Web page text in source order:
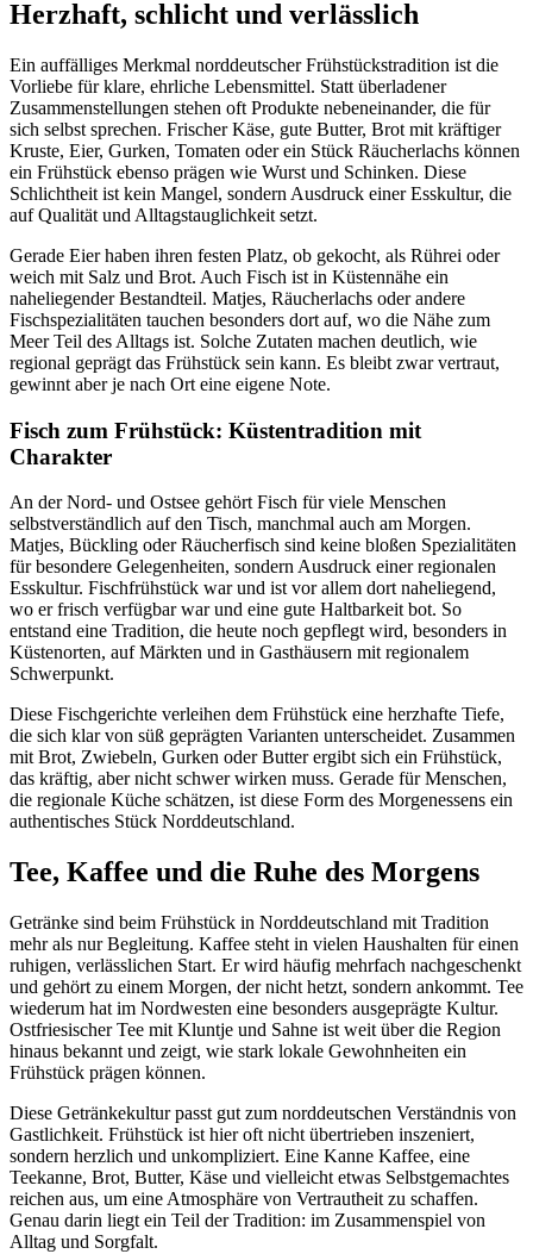
Herzhaft, schlicht und verlässlich
Ein auffälliges Merkmal norddeutscher Frühstückstradition ist die
Vorliebe für klare, ehrliche Lebensmittel. Statt überladener
Zusammenstellungen stehen oft Produkte nebeneinander, die für
sich selbst sprechen. Frischer Käse, gute Butter, Brot mit kräftiger
Kruste, Eier, Gurken, Tomaten oder ein Stück Räucherlachs können
ein Frühstück ebenso prägen wie Wurst und Schinken. Diese
Schlichtheit ist kein Mangel, sondern Ausdruck einer Esskultur, die
auf Qualität und Alltagstauglichkeit setzt.
Gerade Eier haben ihren festen Platz, ob gekocht, als Rührei oder
weich mit Salz und Brot. Auch Fisch ist in Küstennähe ein
naheliegender Bestandteil. Matjes, Räucherlachs oder andere
Fischspezialitäten tauchen besonders dort auf, wo die Nähe zum
Meer Teil des Alltags ist. Solche Zutaten machen deutlich, wie
regional geprägt das Frühstück sein kann. Es bleibt zwar vertraut,
gewinnt aber je nach Ort eine eigene Note.
Fisch zum Frühstück: Küstentradition mit
Charakter
An der Nord- und Ostsee gehört Fisch für viele Menschen
selbstverständlich auf den Tisch, manchmal auch am Morgen.
Matjes, Bückling oder Räucherfisch sind keine bloßen Spezialitäten
für besondere Gelegenheiten, sondern Ausdruck einer regionalen
Esskultur. Fischfrühstück war und ist vor allem dort naheliegend,
wo er frisch verfügbar war und eine gute Haltbarkeit bot. So
entstand eine Tradition, die heute noch gepflegt wird, besonders in
Küstenorten, auf Märkten und in Gasthäusern mit regionalem
Schwerpunkt.
Diese Fischgerichte verleihen dem Frühstück eine herzhafte Tiefe,
die sich klar von süß geprägten Varianten unterscheidet. Zusammen
mit Brot, Zwiebeln, Gurken oder Butter ergibt sich ein Frühstück,
das kräftig, aber nicht schwer wirken muss. Gerade für Menschen,
die regionale Küche schätzen, ist diese Form des Morgenessens ein
authentisches Stück Norddeutschland.
Tee, Kaffee und die Ruhe des Morgens
Getränke sind beim Frühstück in Norddeutschland mit Tradition
mehr als nur Begleitung. Kaffee steht in vielen Haushalten für einen
ruhigen, verlässlichen Start. Er wird häufig mehrfach nachgeschenkt
und gehört zu einem Morgen, der nicht hetzt, sondern ankommt. Tee
wiederum hat im Nordwesten eine besonders ausgeprägte Kultur.
Ostfriesischer Tee mit Kluntje und Sahne ist weit über die Region
hinaus bekannt und zeigt, wie stark lokale Gewohnheiten ein
Frühstück prägen können.
Diese Getränkekultur passt gut zum norddeutschen Verständnis von
Gastlichkeit. Frühstück ist hier oft nicht übertrieben inszeniert,
sondern herzlich und unkompliziert. Eine Kanne Kaffee, eine
Teekanne, Brot, Butter, Käse und vielleicht etwas Selbstgemachtes
reichen aus, um eine Atmosphäre von Vertrautheit zu schaffen.
Genau darin liegt ein Teil der Tradition: im Zusammenspiel von
Alltag und Sorgfalt.